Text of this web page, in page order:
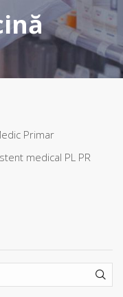
Primar
medical PL PR